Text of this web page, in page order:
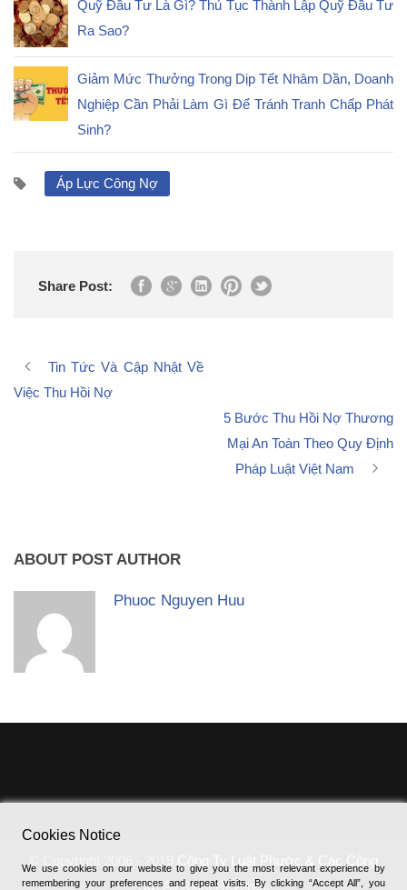
Quỹ Đầu Tư Là Gì? Thủ Tục Thành Lập Quỹ Đầu Tư
Ra Sao?
Giảm Mức Thưởng Trong Dịp Tết Nhâm Dần, Doanh
Nghiệp Cần Phải Làm Gì Để Tránh Tranh Chấp Phát
Sinh?
Áp Lực Công Nợ
Share Post:
Tin Tức Và Cập Nhật Về
Việc Thu Hồi Nợ
5 Bước Thu Hồi Nợ Thương
Mại An Toàn Theo Quy Định
Pháp Luật Việt Nam
ABOUT POST AUTHOR
Phuoc Nguyen Huu
© Copyright 2006 - 2019
Công Ty Luật Phước & Các Cộng
Sự, All Right Revered.
Cookies Notice
We use cookies on our website to give you the most relevant experience by
remembering your preferences and repeat visits. By clicking “Accept All”, you